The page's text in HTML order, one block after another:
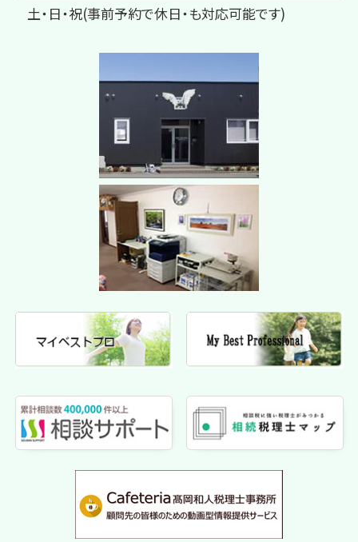
土・日・祝(事前予約で休日・も対応可能です)